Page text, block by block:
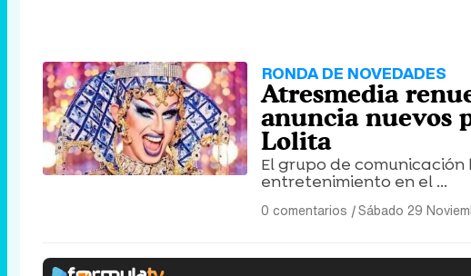
RONDA DE NOVEDADES
Atresmedia
anuncia nuevos
Lolita
El grupo de
entretenimiento en el ...
0 comentarios |Sábado 29